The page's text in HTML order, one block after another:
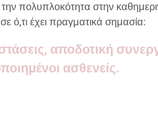
πολυπλοκότητα στην
ό,τι έχει πραγματικά σημασία:
αποδοτική
ασθενείς.